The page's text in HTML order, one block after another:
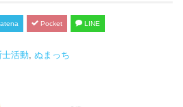
Pocket LINE
活動 ぬまっち